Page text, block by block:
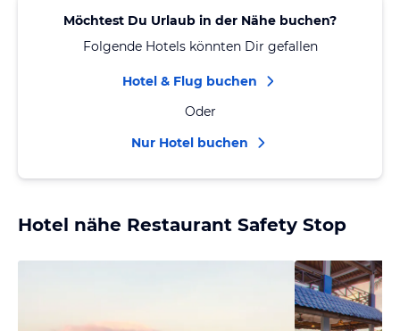
Möchtest Du Urlaub in der Nähe buchen?
Folgende Hotels könnten Dir gefallen
Hotel & Flug buchen
Oder
Nur Hotel buchen
Hotel nähe Restaurant Safety Stop